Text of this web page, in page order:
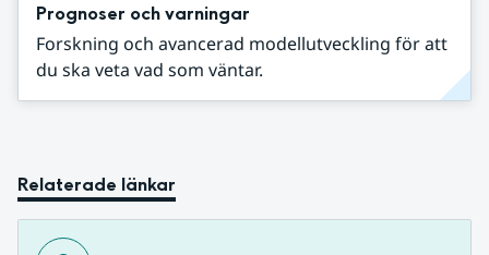
Prognoser och varningar
Forskning och avancerad modellutveckling för att
du ska veta vad som väntar.
Relaterade länkar